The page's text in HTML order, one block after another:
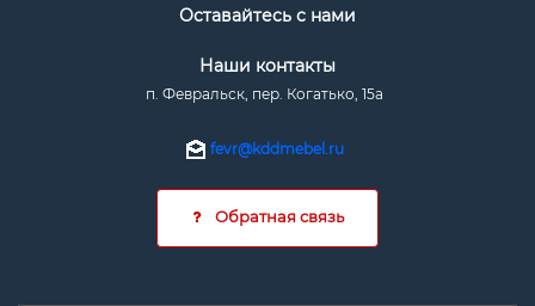
Оставайтесь с нами
Наши контакты
п. Февральск, пер. Когатько, 15а
fevr@kddmebel.ru
Обратная связь